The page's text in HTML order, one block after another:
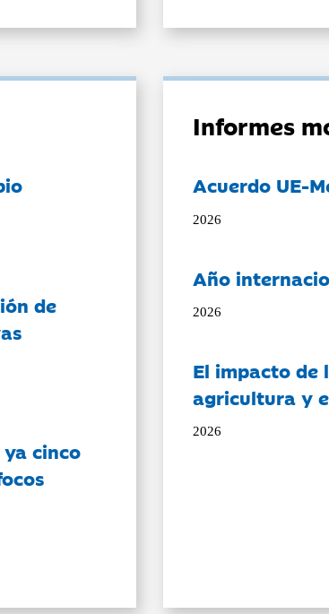
de
cinco
Informes
Acuerdo UE-
2026
Año
2026
El impacto
agricultura y
2026